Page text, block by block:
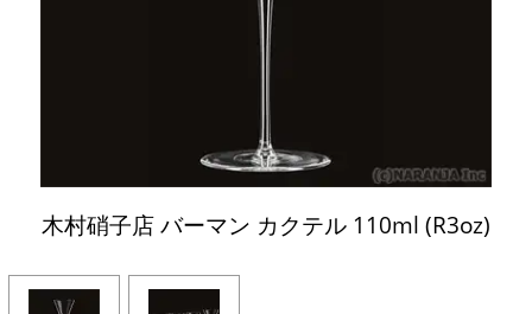
木村硝子店 バーマン カクテル 110ml (R3oz)